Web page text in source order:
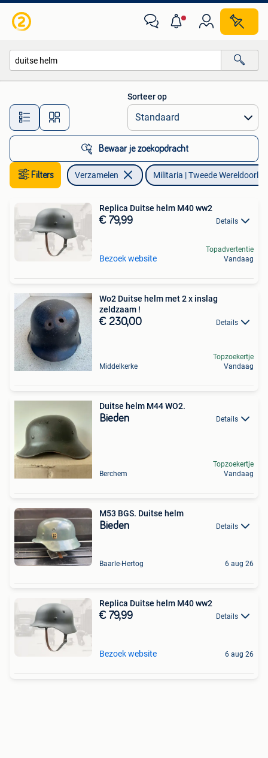
Alle afstanden…
Sorteer op
Bewaar je zoekopdracht
Filters Verzamelen Militaria | Tweede Wereldoorlog
Replica Duitse helm M40 ww2
€ 79,99 Details
Bezoek website
Topadvertentie
Vandaag
Wo2 Duitse helm met 2 x inslag
zeldzaam !
€ 230,00 Details
Middelkerke
Topzoekertje
Vandaag
Duitse helm M44 WO2.
Bieden Details
Berchem
Topzoekertje
Vandaag
M53 BGS. Duitse helm
Bieden Details
Baarle-Hertog 6 aug 26
Replica Duitse helm M40 ww2
€ 79,99 Details
Bezoek website 6 aug 26